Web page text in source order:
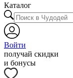
Каталог
Войти
получай скидки
и бонусы